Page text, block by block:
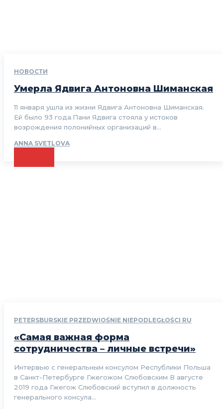
НОВОСТИ
Умерла Ядвига Антоновна Шиманская
11 января ушла из жизни Ядвига Антоновна Шиманская.
Ей было 93 года.Пани Ядвига стояла у истоков
возрождения полонийных организаций в...
ANNA SVETLOVA
PETERSBURSKIE PRZEDWIOŚNIE NIEPODLEGŁOŚCI RU
«Самая важная форма
сотрудничества – личные встречи»
Интервью с генеральным консулом Республики Польша
в Санкт-Петербурге Гжегожом Cлюбовским В августе
2019 года Гжегож Слюбовский вступил в должность
генерального консула...